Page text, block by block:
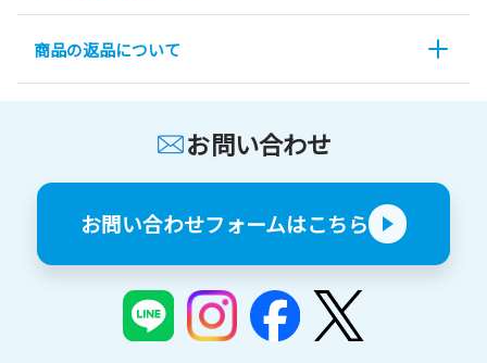
商品の返品について
お問い合わせ
お問い合わせフォームはこちら